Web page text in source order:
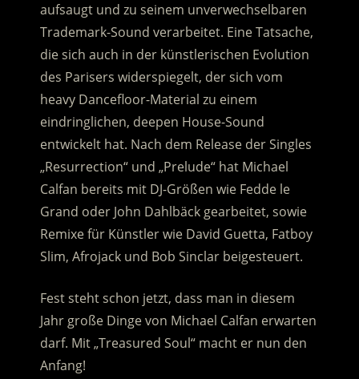
aufsaugt und zu seinem unverwechselbaren
Trademark-Sound verarbeitet. Eine Tatsache,
die sich auch in der künstlerischen Evolution
des Parisers widerspiegelt, der sich vom
heavy Dancefloor-Material zu einem
eindringlichen, deepen House-Sound
entwickelt hat. Nach dem Release der Singles
„Resurrection“ und „Prelude“ hat Michael
Calfan bereits mit DJ-Größen wie Fedde le
Grand oder John Dahlbäck gearbeitet, sowie
Remixe für Künstler wie David Guetta, Fatboy
Slim, Afrojack und Bob Sinclar beigesteuert.
Fest steht schon jetzt, dass man in diesem
Jahr große Dinge von Michael Calfan erwarten
darf. Mit „Treasured Soul“ macht er nun den
Anfang!